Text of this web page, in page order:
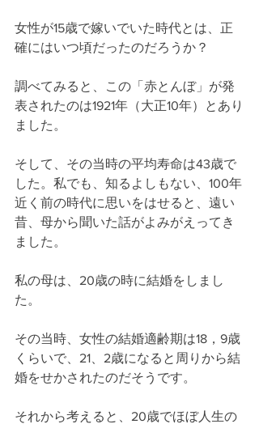
女性が15歳で嫁いでいた時代とは、正
確にはいつ頃だったのだろうか？
調べてみると、この「赤とんぼ」が発
表されたのは1921年（大正10年）とあり
ました。
そして、その当時の平均寿命は43歳で
した。私でも、知るよしもない、100年
近く前の時代に思いをはせると、遠い
昔、母から聞いた話がよみがえってき
ました。
私の母は、20歳の時に結婚をしまし
た。
その当時、女性の結婚適齢期は18，9歳
くらいで、21、2歳になると周りから結
婚をせかされたのだそうです。
それから考えると、20歳でほぼ人生の